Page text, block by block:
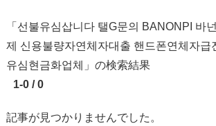
「선불유심삽니다 탤G문의 BANONPI 바
제 신용불량자연체자대출 핸드폰연체자급
유심현금화업체」の検索結果
1-0 / 0
記事が見つかりませんでした。